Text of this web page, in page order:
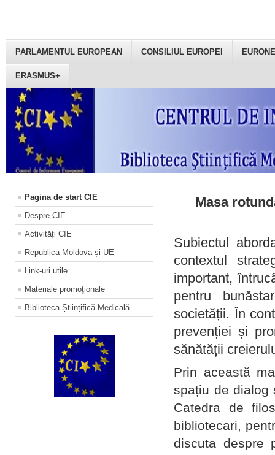
PARLAMENTUL EUROPEAN CONSILIUL EUROPEI
ERASMUS+
Pagina de start CIE
Despre CIE
Activități CIE
Republica Moldova și UE
Link-uri utile
Materiale promoţionale
Biblioteca Științifică Medicală
Masa
Subiectul
contextul
important,
pentru
societății. În
prevenției și
sănătății
Prin această
spațiu de dialog
Catedra de
bibliotecari,
discuta despre